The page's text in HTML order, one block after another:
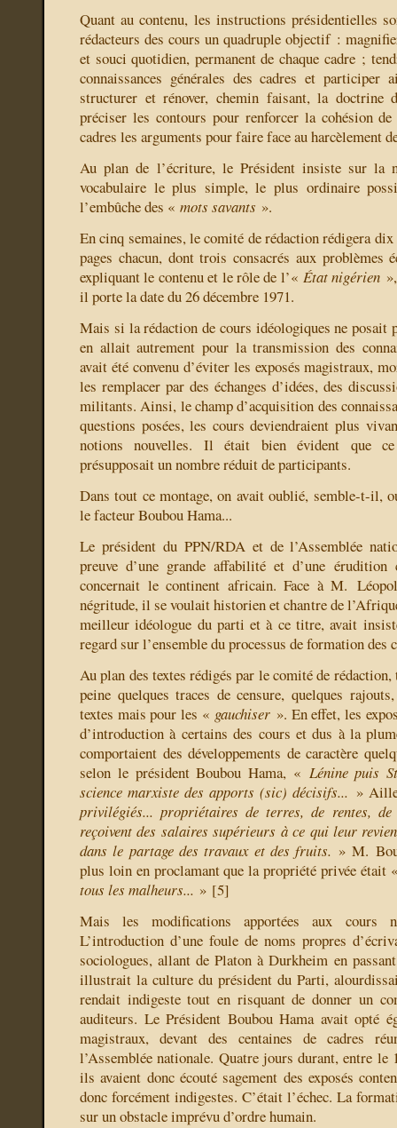
Quant au contenu, les instructions présidentielles
rédacteurs des cours un quadruple objectif :
et souci quotidien, permanent de chaque cadre ;
connaissances générales des cadres et
structurer et rénover, chemin faisant, la doctrine
préciser les contours pour renforcer la cohésion
cadres les arguments pour faire face au harcèlement
Au plan de l’écriture, le Président insiste sur la
vocabulaire le plus simple, le plus ordinaire
l’embûche des « mots savants ».
En cinq semaines, le comité de rédaction rédigera
pages chacun, dont trois consacrés aux problèmes
expliquant le contenu et le rôle de l’« État nigérien
il porte la date du 26 décembre 1971.
Mais si la rédaction de cours idéologiques ne posait
en allait autrement pour la transmission des
avait été convenu d’éviter les exposés magistraux,
les remplacer par des échanges d’idées, des
militants. Ainsi, le champ d’acquisition des
questions posées, les cours deviendraient plus
notions nouvelles. Il était bien évident que ce
présupposait un nombre réduit de participants.
Dans tout ce montage, on avait oublié, semble-t-il,
le facteur Boubou Hama...
Le président du PPN/RDA et de l’Assemblée
preuve d’une grande affabilité et d’une
concernait le continent africain. Face à M.
négritude, il se voulait historien et chantre de
meilleur idéologue du parti et à ce titre, avait
regard sur l’ensemble du processus de formation des
Au plan des textes rédigés par le comité de
peine quelques traces de censure, quelques
textes mais pour les « gauchiser ». En effet, les
d’introduction à certains des cours et dus à la
comportaient des développements de caractère
selon le président Boubou Hama, « Lénine puis
science marxiste des apports (sic) décisifs... »
privilégiés... propriétaires de terres, de rentes,
reçoivent des salaires supérieurs à ce qui leur
dans le partage des travaux et des fruits. » M.
plus loin en proclamant que la propriété privée était
tous les malheurs... » [5]
Mais les modifications apportées aux cours
L’introduction d’une foule de noms propres
sociologues, allant de Platon à Durkheim en
illustrait la culture du président du Parti,
rendait indigeste tout en risquant de donner un
auditeurs. Le Président Boubou Hama avait opté
magistraux, devant des centaines de cadres
l’Assemblée nationale. Quatre jours durant, entre le
ils avaient donc écouté sagement des exposés
donc forcément indigestes. C’était l’échec. La
sur un obstacle imprévu d’ordre humain.